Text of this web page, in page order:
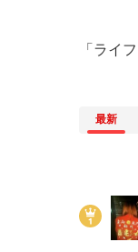
「ライ
最新